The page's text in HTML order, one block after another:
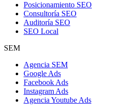
Posicionamiento SEO
Consultoría SEO
Auditoría SEO
SEO Local
SEM
Agencia SEM
Google Ads
Facebook Ads
Instagram Ads
Agencia Youtube Ads